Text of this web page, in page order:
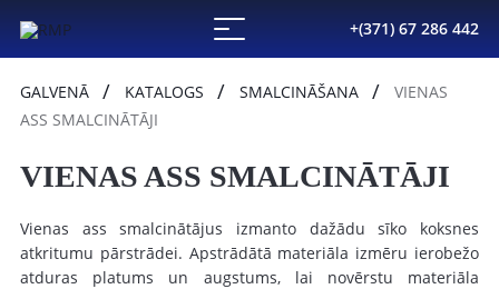
+(371) 67 286 442
GALVENĀ KATALOGS SMALCINĀŠANA
VIENAS
ASS SMALCINĀTĀJI
VIENAS ASS SMALCINĀTĀJI
Vienas ass smalcinātājus izmanto dažādu sīko koksnes
atkritumu pārstrādei. Apstrādātā materiāla izmēru ierobežo
atduras platums un augstums, lai novērstu materiāla